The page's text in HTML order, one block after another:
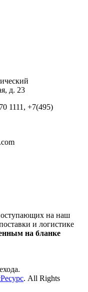
д. 23
1111, +7(495)
на наш
и логистике
на бланке
. All Rights